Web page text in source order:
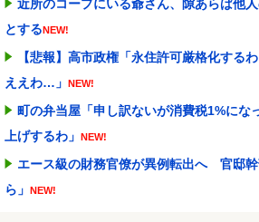
近所のコープにいる爺さん、隙あらば他
とするNEW!
【悲報】高市政権「永住許可厳格化する
ええわ…」 NEW!
町の弁当屋「申し訳ないが消費税1%にな
上げするわ」 NEW!
エース級の財務官僚が異例転出へ 官邸
ら」 NEW!